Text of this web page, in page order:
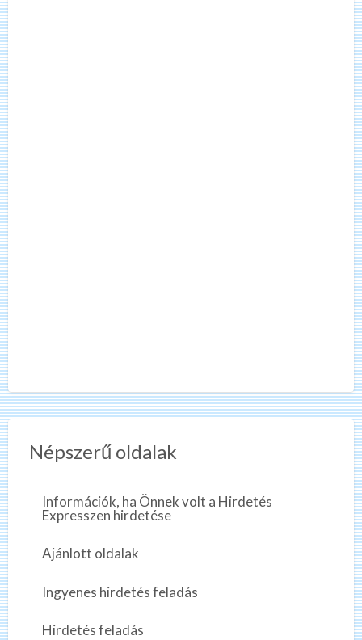
Népszerű oldalak
Információk, ha Önnek volt a Hirdetés
Expresszen hirdetése
Ajánlott oldalak
Ingyenes hirdetés feladás
Hirdetés feladás